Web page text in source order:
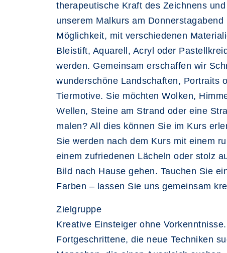
therapeutische Kraft des Zeichnens
unserem Malkurs am Donnerstagabend
Möglichkeit, mit verschiedenen
Bleistift, Aquarell, Acryl oder
werden. Gemeinsam erschaffen wir
wunderschöne Landschaften, Portraits
Tiermotive. Sie möchten Wolken,
Wellen, Steine am Strand oder eine
malen? All dies können Sie im Kurs
Sie werden nach dem Kurs mit einem
einem zufriedenen Lächeln oder stolz
Bild nach Hause gehen. Tauchen Sie
Farben – lassen Sie uns gemeinsam
Zielgruppe
Kreative Einsteiger ohne Vorkenntnisse.
Fortgeschrittene, die neue Techniken